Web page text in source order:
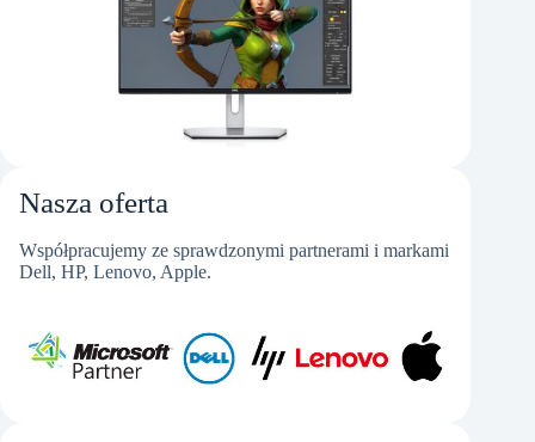
Nasza oferta
Współpracujemy ze sprawdzonymi partnerami i markami
Dell, HP, Lenovo, Apple.